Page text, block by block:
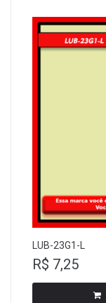
LUB-23G1-L
R$ 7,25